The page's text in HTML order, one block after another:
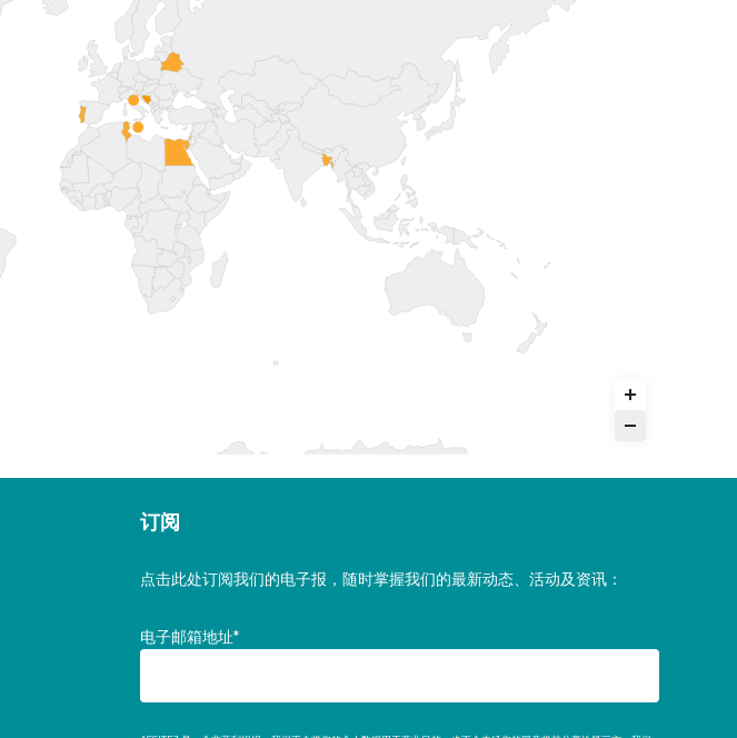
订阅
点击此处订阅我们的电子报，随时掌握我们的最新动态、活动及资讯：
电子邮箱地址*